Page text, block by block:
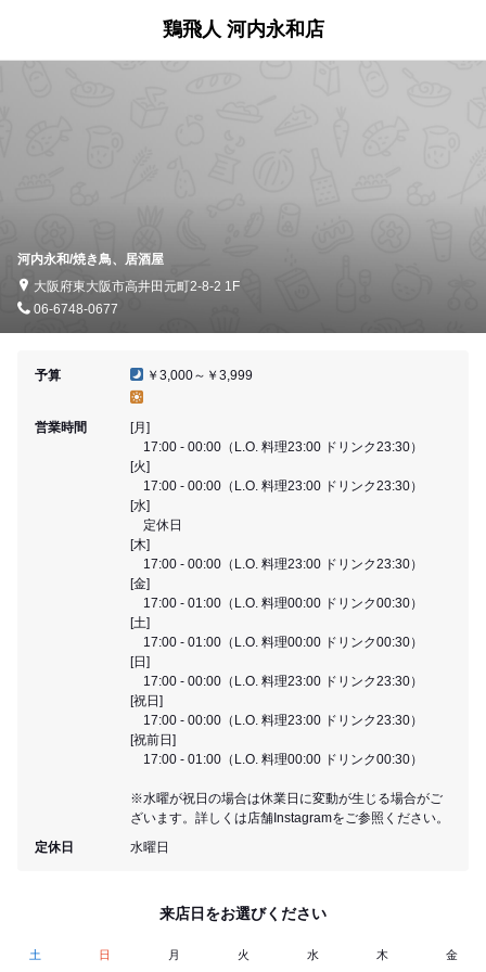
鶏飛人 河内永和店
河内永和/焼き鳥、居酒屋
大阪府東大阪市高井田元町2-8-2 1F
06-6748-0677
予算 ￥3,000～￥3,999
営業時間
[月]
17:00 - 00:00（L.O. 料理23:00 ドリンク23:30）
[火]
17:00 - 00:00（L.O. 料理23:00 ドリンク23:30）
[水]
定休日
[木]
17:00 - 00:00（L.O. 料理23:00 ドリンク23:30）
[金]
17:00 - 01:00（L.O. 料理00:00 ドリンク00:30）
[土]
17:00 - 01:00（L.O. 料理00:00 ドリンク00:30）
[日]
17:00 - 00:00（L.O. 料理23:00 ドリンク23:30）
[祝日]
17:00 - 00:00（L.O. 料理23:00 ドリンク23:30）
[祝前日]
17:00 - 01:00（L.O. 料理00:00 ドリンク00:30）
※水曜が祝日の場合は休業日に変動が生じる場合がご
ざいます。詳しくは店舗Instagramをご参照ください。
定休日
水曜日
来店日をお選びください
土 日 月 火 水 木 金